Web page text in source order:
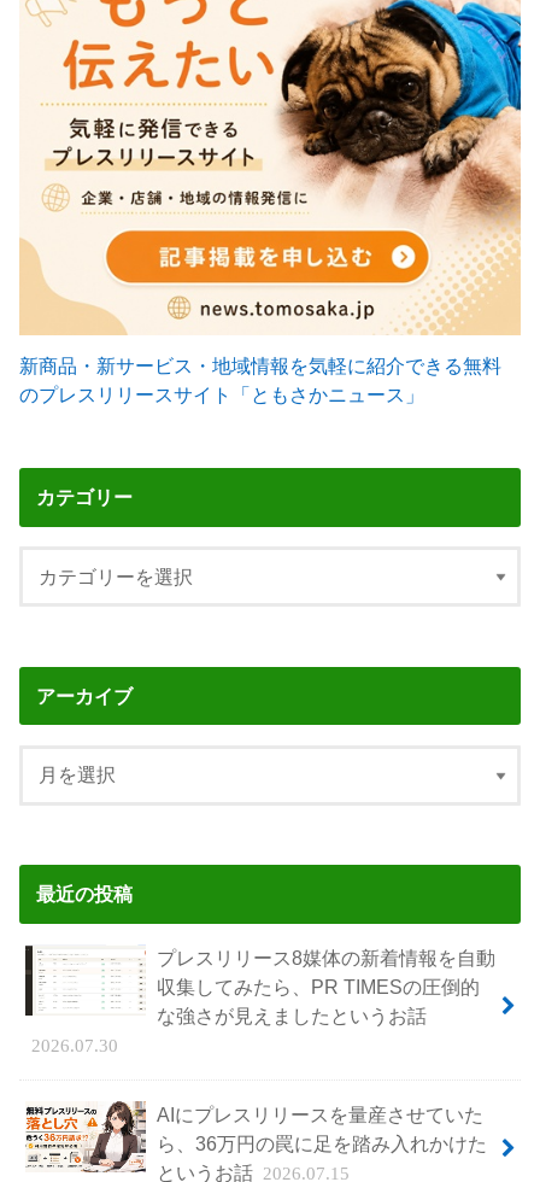
新商品・新サービス・地域情報を気軽に紹介できる無料
のプレスリリースサイト「ともさかニュース」
カテゴリー
アーカイブ
最近の投稿
プレスリリース8媒体の新着情報を自動
収集してみたら、PR TIMESの圧倒的
な強さが見えましたというお話
2026.07.30
AIにプレスリリースを量産させていた
ら、36万円の罠に足を踏み入れかけた
というお話 2026.07.15